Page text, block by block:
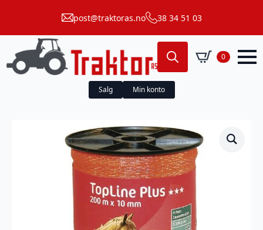
post@traktoras.no 38 34 51 03
Search
for:
0
Salg Min konto